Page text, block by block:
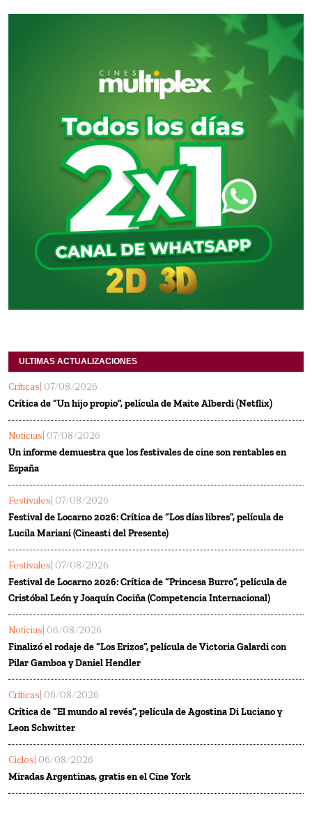
ULTIMAS ACTUALIZACIONES
Críticas | 07/08/2026
Crítica de “Un hijo propio”, película de Maite Alberdi (Netflix)
Noticias | 07/08/2026
Un informe demuestra que los festivales de cine son rentables en
España
Festivales | 07/08/2026
Festival de Locarno 2026: Crítica de “Los días libres”, película de
Lucila Mariani (Cineasti del Presente)
Festivales | 07/08/2026
Festival de Locarno 2026: Crítica de “Princesa Burro”, película de
Cristóbal León y Joaquín Cociña (Competencia Internacional)
Noticias | 06/08/2026
Finalizó el rodaje de “Los Erizos”, película de Victoria Galardi con
Pilar Gamboa y Daniel Hendler
Críticas | 06/08/2026
Crítica de “El mundo al revés”, película de Agostina Di Luciano y
Leon Schwitter
Ciclos | 06/08/2026
Miradas Argentinas, gratis en el Cine York